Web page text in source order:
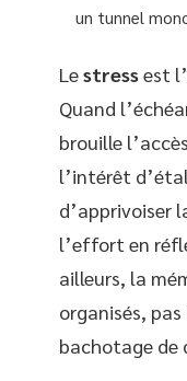
un tunnel
Lestressest
Quand
brouille
l’intérêt
d’apprivoiser
l’effort en
ailleurs, la
organisés,
bachotage de